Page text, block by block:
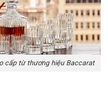
cấp từ thương hiệu Baccarat